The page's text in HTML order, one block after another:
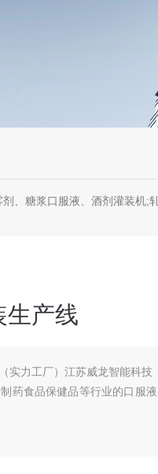
浆口服液、酒剂灌装机;轧盖机;理瓶机;
生产线
实力工厂）江苏威龙智能科技
药食品保健品等行业的口服液